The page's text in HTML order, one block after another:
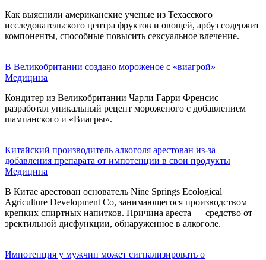
Как выяснили американские ученые из Техасского
исследовательского центра фруктов и овощей, арбуз содержит
компоненты, способные повысить сексуальное влечение.
В Великобритании создано мороженое с «виагрой»
Медицина
Кондитер из Великобритании Чарли Гарри Френсис
разработал уникальный рецепт мороженого с добавлением
шампанского и «Виагры».
Китайский производитель алкоголя арестован из-за
добавления препарата от импотенции в свои продукты
Медицина
В Китае арестован основатель Nine Springs Ecological
Agriculture Development Co, занимающегося производством
крепких спиртных напитков. Причина ареста — средство от
эректильной дисфункции, обнаруженное в алкоголе.
Импотенция у мужчин может сигнализировать о